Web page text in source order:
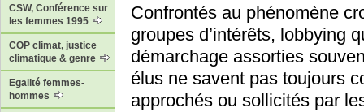
CSW, Conférence sur
les femmes 1995
COP climat, justice
climatique & genre
Egalité femmes-
hommes
Confrontés au phénomène
groupes d’intérêts, lobbying
démarchage assorties
élus ne savent pas toujours
approchés ou sollicités par